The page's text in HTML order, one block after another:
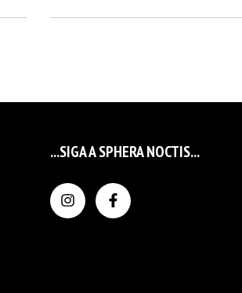
...SIGA A SPHERA NOCTIS...